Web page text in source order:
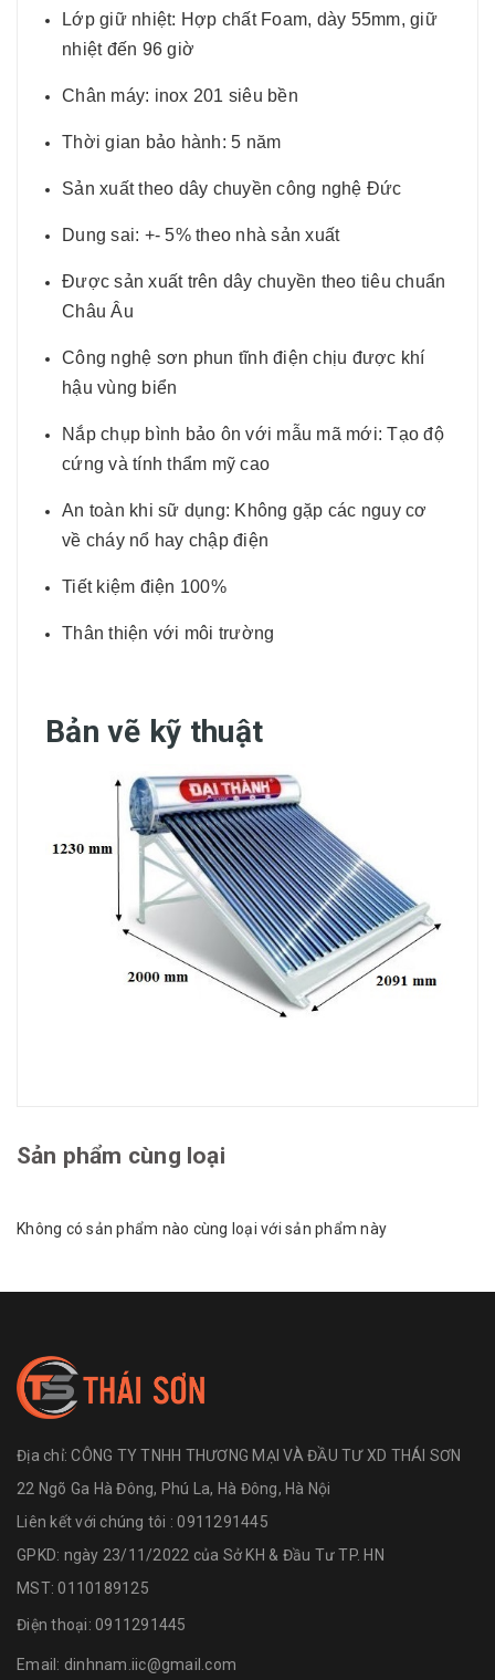
Lớp giữ nhiệt: Hợp chất Foam, dày 55mm, giữ
nhiệt đến 96 giờ
Chân máy: inox 201 siêu bền
Thời gian bảo hành: 5 năm
Sản xuất theo dây chuyền công nghệ Đức
Dung sai: +- 5% theo nhà sản xuất
Được sản xuất trên dây chuyền theo tiêu chuẩn
Châu Âu
Công nghệ sơn phun tĩnh điện chịu được khí
hậu vùng biển
Nắp chụp bình bảo ôn với mẫu mã mới: Tạo độ
cứng và tính thẩm mỹ cao
An toàn khi sữ dụng: Không gặp các nguy cơ
về cháy nổ hay chập điện
Tiết kiệm điện 100%
Thân thiện với môi trường
Bản vẽ kỹ thuật
Sản phẩm cùng loại
Không có sản phẩm nào cùng loại với sản phẩm này
Địa chỉ:CÔNG TY TNHH THƯƠNG MẠI VÀ ĐẦU TƯ XD THÁI SƠN
22 Ngõ Ga Hà Đông, Phú La, Hà Đông, Hà Nội
Liên kết với chúng tôi : 0911291445
GPKD: ngày 23/11/2022 của Sở KH & Đầu Tư TP. HN
MST: 0110189125
Điện thoại: 0911291445
Email: dinhnam.iic@gmail.com